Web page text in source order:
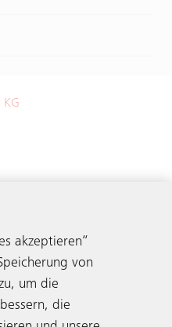
KG
akzeptieren“
von
um die
die